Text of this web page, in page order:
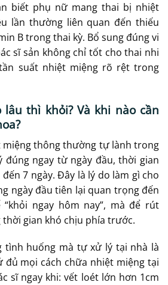
biết phụ nữ mang thai bị nhiệt
lần thường liên quan đến thiếu
B trong thai kỳ. Bổ sung đúng vi
sĩ sản không chỉ tốt cho thai nhi
suất nhiệt miệng rõ rệt trong
thì khỏi? Và khi nào cần
miệng thông thường tự lành trong
đúng ngay từ ngày đầu, thời gian
7 ngày. Đây là lý do làm gì cho
ngày đầu tiên lại quan trọng đến
“khỏi ngay hôm nay”, mà để rút
thời gian khó chịu phía trước.
tình huống mà tự xử lý tại nhà là
đủ mọi cách chữa nhiệt miệng tại
sĩ ngay khi: vết loét lớn hơn 1cm